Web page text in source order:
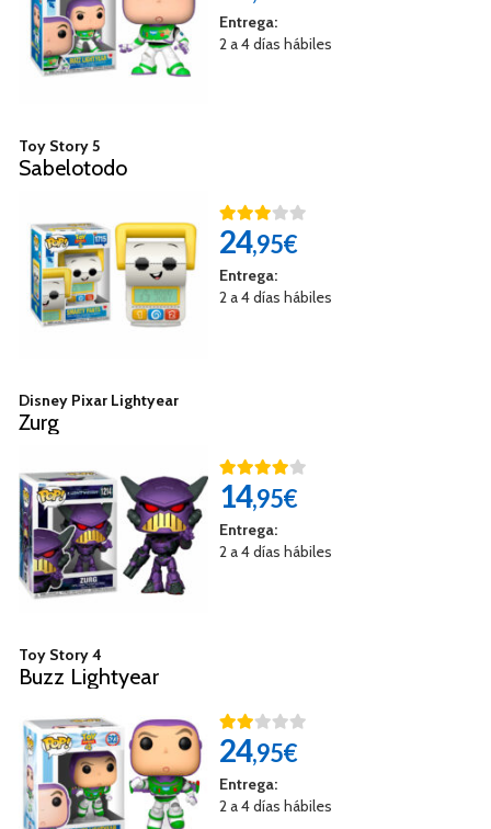
Entrega:
2 a 4 días hábiles
Toy Story 5
Sabelotodo
24,95€
Entrega:
2 a 4 días hábiles
Disney Pixar Lightyear
Zurg
14,95€
Entrega:
2 a 4 días hábiles
Toy Story 4
Buzz Lightyear
24,95€
Entrega:
2 a 4 días hábiles